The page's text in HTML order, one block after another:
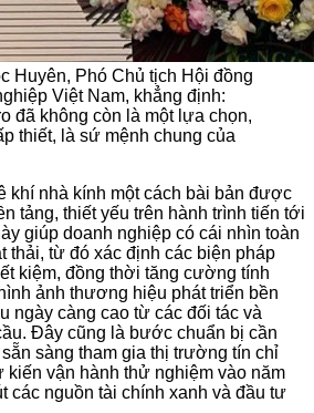
Huyên, Phó Chủ tịch Hội đồng
Việt Nam, khẳng định:
đã không còn là một lựa chọn,
thiết, là sứ mệnh chung của
khí nhà kính một cách bài bản được
tảng, thiết yếu trên hành trình tiến tới
giúp doanh nghiệp có cái nhìn toàn
thải, từ đó xác định các biện pháp
kiệm, đồng thời tăng cường tính
ảnh thương hiệu phát triển bền
ngày càng cao từ các đối tác và
Đây cũng là bước chuẩn bị cần
sàng tham gia thị trường tín chỉ
vận hành thử nghiệm vào năm
các nguồn tài chính xanh và đầu tư